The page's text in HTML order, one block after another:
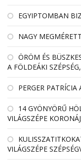
EGYIPTOMBAN
NAGY
ÖRÖM ÉS
A FÖLDEÁKI
PERGER
14 GYÖNYÖRŰ
VILÁGSZÉPE
VILÁGSZÉPE